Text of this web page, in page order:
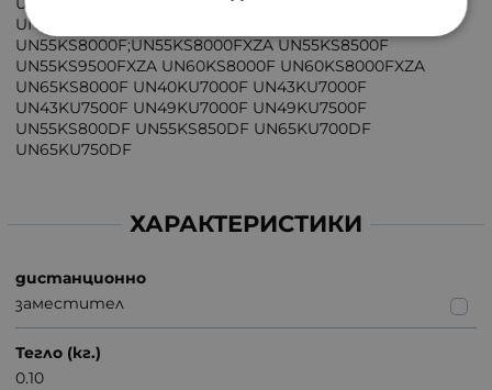
UN55KS9500F UN49KS8500FXZA
UN55KS8000F;UN55KS8000FXZA UN55KS8500F
UN55KS9500FXZA UN60KS8000F UN60KS8000FXZA
UN65KS8000F UN40KU7000F UN43KU7000F
UN43KU7500F UN49KU7000F UN49KU7500F
UN55KS800DF UN55KS850DF UN65KU700DF
UN65KU750DF
ХАРАКТЕРИСТИКИ
дистанционно
заместител
Тегло (кг.)
0.10